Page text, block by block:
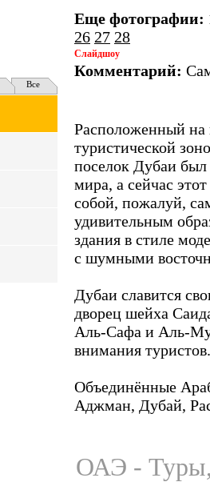
Все
Еще фотографии:
26 27 28
Слайдшоу
Комментарий:
Расположенный на
туристической
поселок Дубаи
мира, а сейчас
собой, пожалуй,
удивительным
здания в стиле
с шумными
Дубаи славится
дворец шейха
Аль-Сафа и Аль-
внимания туристов.
Объединённые
Аджман, Дубай,
ОАЭ - Туры,